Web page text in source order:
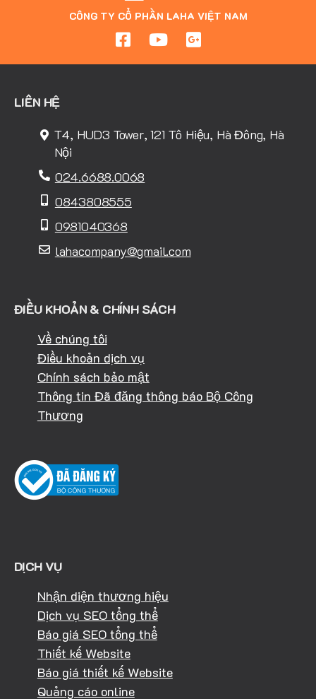
CÔNG TY CỔ PHẦN LAHA VIỆT NAM
LIÊN HỆ
T4, HUD3 Tower, 121 Tô Hiệu, Hà Đông, Hà
Nội
024.6688.0068
0843808555
0981040368
lahacompany@gmail.com
ĐIỀU KHOẢN & CHÍNH SÁCH
Về chúng tôi
Điều khoản dịch vụ
Chính sách bảo mật
Thông tin Đã đăng thông báo Bộ Công
Thương
DỊCH VỤ
Nhận diện thương hiệu
Dịch vụ SEO tổng thể
Báo giá SEO tổng thể
Thiết kế Website
Báo giá thiết kế Website
Quảng cáo online